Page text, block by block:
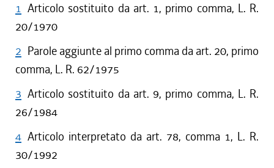
1 Articolo sostituito da art. 1, primo comma, L. R.
20/1970
2 Parole aggiunte al primo comma da art. 20, primo
comma, L. R. 62/1975
3 Articolo sostituito da art. 9, primo comma, L. R.
26/1984
4 Articolo interpretato da art. 78, comma 1, L. R.
30/1992